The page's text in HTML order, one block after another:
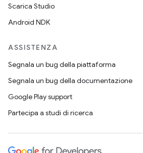
Scarica Studio
Android NDK
ASSISTENZA
Segnala un bug della piattaforma
Segnala un bug della documentazione
Google Play support
Partecipa a studi di ricerca